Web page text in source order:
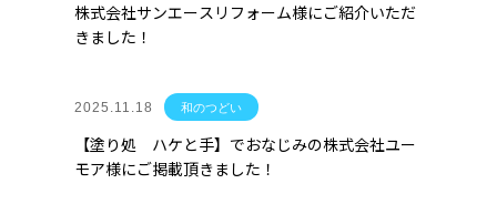
株式会社サンエースリフォーム様にご紹介いただ
きました！
2025.11.18 和のつどい
【塗り処 ハケと手】でおなじみの株式会社ユー
モア様にご掲載頂きました！